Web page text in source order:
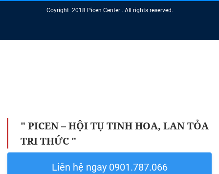
" PICEN – HỘI TỤ TINH HOA, LAN TỎA
TRI THỨC "
Liên hệ ngay 0901.787.066
Coyright 2018 Picen Center . All rights reserved.